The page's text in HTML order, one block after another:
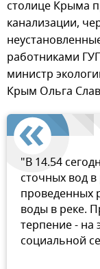
столице Крыма
канализации,
работниками
министр
Крым Ольга
"В 14.54
сточных вод
проведенных
воды в реке.
терпение - на
социальной